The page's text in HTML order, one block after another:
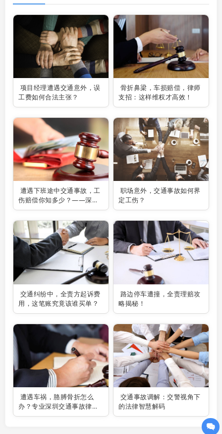
项目经理遭遇交通意外，误
工费如何合法主张？
骨折鼻梁，车损赔偿，律师
支招：这样维权才高效！
遭遇下班途中交通事故，工
伤赔偿你知多少？——深圳
交通事故律师为你解疑答
惑！
职场意外，交通事故如何界
定工伤？
交通纠纷中，全责方起诉费
用，这笔账究竟该谁买单？
路边停车遭撞，全责理赔攻
略揭秘！
遭遇车祸，胳膊骨折怎么
办？专业深圳交通事故律师
助你维权
交通事故调解：交警视角下
的法律智慧解码